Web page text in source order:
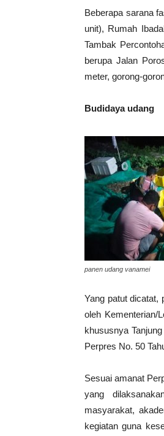
Beberapa sarana
unit), Rumah
Tambak
berupa Jalan
meter, gorong-
Budidaya udang
panen udang vanamei
Yang patut dicatat,
oleh Kementerian/
khususnya
Perpres No. 50
Sesuai amanat
yang
masyarakat,
kegiatan guna